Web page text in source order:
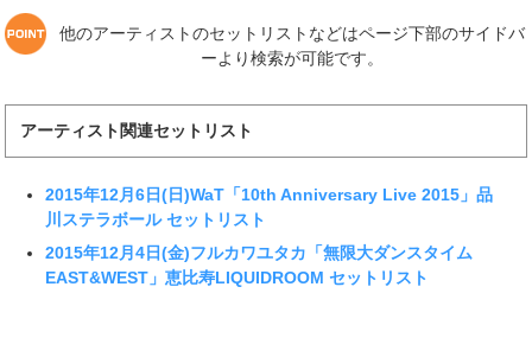
他のアーティストのセットリストなどはページ下部のサイドバ
ーより検索が可能です。
アーティスト関連セットリスト
2015年12月6日(日)WaT「10th Anniversary Live 2015」品
川ステラボール セットリスト
2015年12月4日(金)フルカワユタカ「無限大ダンスタイム
EAST&WEST」恵比寿LIQUIDROOM セットリスト